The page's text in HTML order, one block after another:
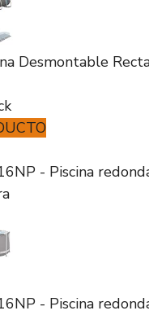
Desmontable
- Piscina
- Piscina